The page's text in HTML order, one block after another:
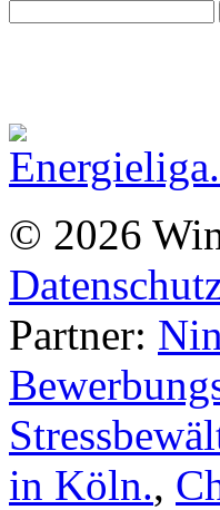
© 2026
Partner:
in Köln.,